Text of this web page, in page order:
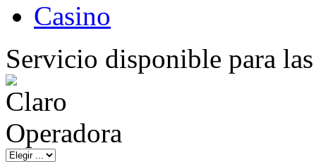
Casino
Servicio disponible para
Operadora